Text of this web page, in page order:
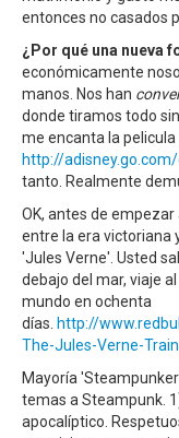
entonces no casados
¿Por qué una nueva
económicamente
manos. Nos han
donde tiramos todo
me encanta la pelicula
http://
tanto. Realmente
OK, antes de empezar
entre la era victoriana
'Jules Verne'. Usted
debajo del mar, viaje
mundo en ochenta
días. http://
The-Jules-Verne-Train
Mayoría
temas a Steampunk.
apocalíptico.